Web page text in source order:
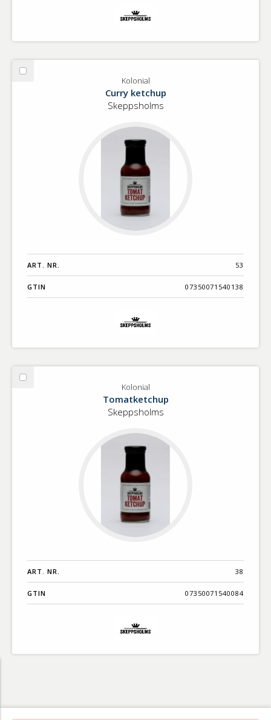
Välj
Kolonial
Curry ketchup
Skeppsholms
ART. NR. 53
GTIN 07350071540138
Välj
Kolonial
Tomatketchup
Skeppsholms
ART. NR. 38
GTIN 07350071540084